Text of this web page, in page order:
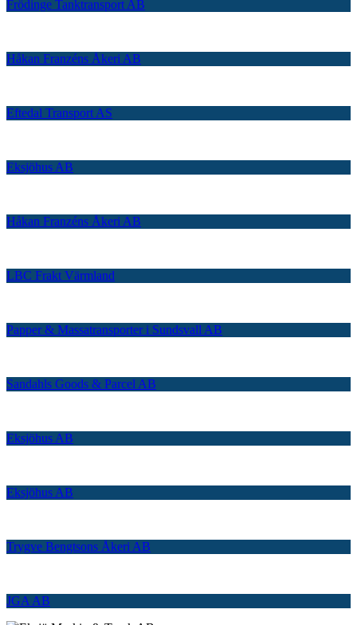
Frödinge Tanktransport AB
Håkan Franzéns Åkeri AB
Eftedal Transport AS
Eksjöhus AB
Håkan Franzéns Åkeri AB
LBC Frakt Värmland
Papper & Massatransporter i Sundsvall AB
Sandahls Goods & Parcel AB
Eksjöhus AB
Eksjöhus AB
Trygve Bengtsons Åkeri AB
JGA AB